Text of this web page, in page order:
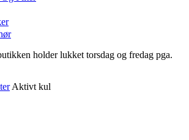
holder lukket torsdag og fredag pga.
Aktivt kul